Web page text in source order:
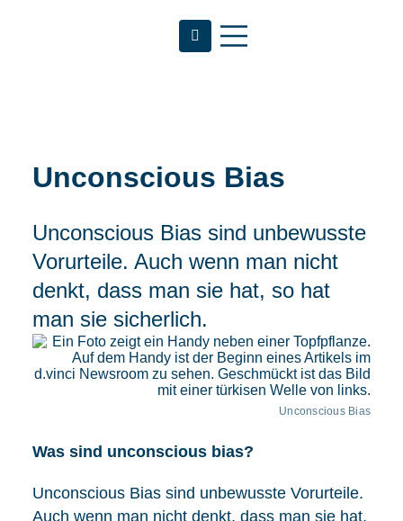
Unconscious Bias
Unconscious Bias sind unbewusste
Vorurteile. Auch wenn man nicht
denkt, dass man sie hat, so hat
man sie sicherlich.
Unconscious Bias
Was sind unconscious bias?
Unconscious Bias sind unbewusste Vorurteile.
Auch wenn man nicht denkt, dass man sie hat,